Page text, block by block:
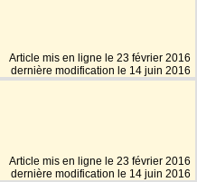
Article mis en ligne le 23 février 2016
dernière modification le 14 juin 2016
Article mis en ligne le 23 février 2016
dernière modification le 14 juin 2016